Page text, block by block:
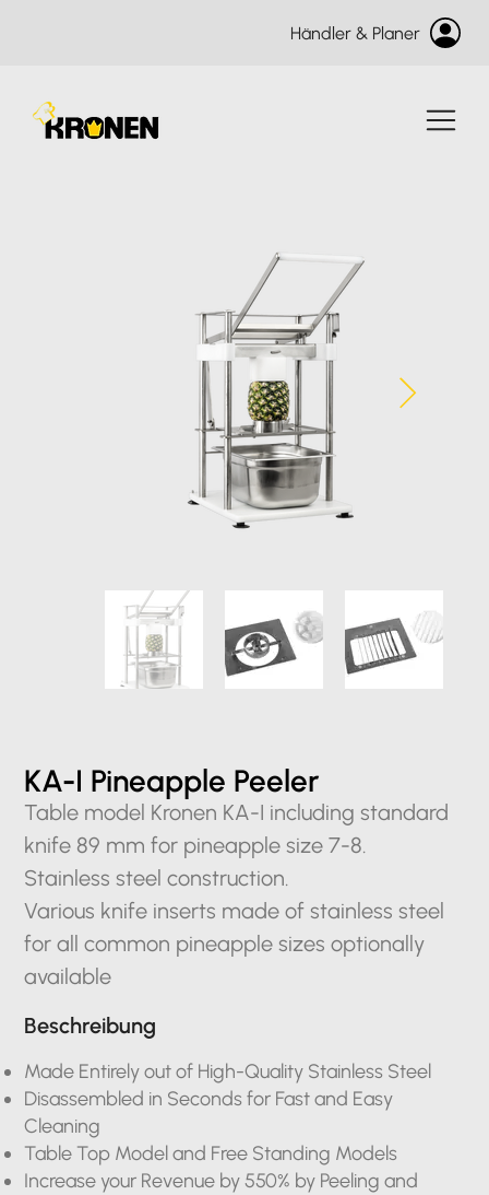
Händler & Planer
KA-I Pineapple Peeler
Table model Kronen KA-I including standard
knife 89 mm for pineapple size 7-8.
Stainless steel construction.
Various knife inserts made of stainless steel
for all common pineapple sizes optionally
available
Beschreibung
Made Entirely out of High-Quality Stainless Steel
Disassembled in Seconds for Fast and Easy
Cleaning
Table Top Model and Free Standing Models
Increase your Revenue by 550% by Peeling and